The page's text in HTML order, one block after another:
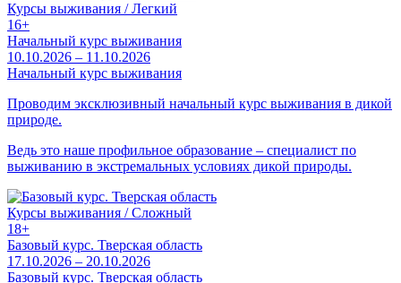
Курсы выживания / Легкий
16+
Начальный курс выживания
10.10.2026 – 11.10.2026
Начальный курс выживания
Проводим эксклюзивный начальный курс выживания в дикой
природе.
Ведь это наше профильное образование – специалист по
выживанию в экстремальных условиях дикой природы.
Курсы выживания / Сложный
18+
Базовый курс. Тверская область
17.10.2026 – 20.10.2026
Базовый курс. Тверская область